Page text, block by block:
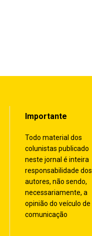
Importante
Todo material dos
colunistas publicado
neste jornal é inteira
responsabilidade dos
autores, não sendo,
necessariamente, a
opinião do veículo de
comunicação